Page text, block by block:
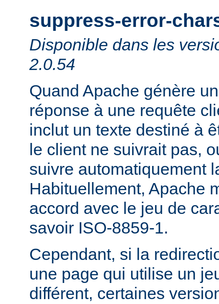
suppress-error-
Disponible dans les
2.0.54
Quand Apache génère
réponse à une requête
inclut un texte destiné à
le client ne suivrait pas,
suivre automatiquement
Habituellement, Apache
accord avec le jeu de
savoir ISO-8859-1.
Cependant, si la
une page qui utilise un
différent, certaines